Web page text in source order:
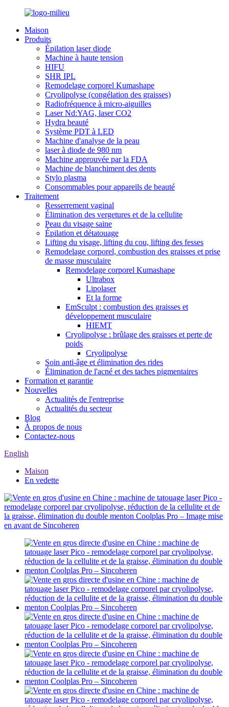
Maison
Produits
Épilation laser diode
Machine à haute tension
HIFU
SHR IPL
Remodelage corporel Kumashape
Cryolipolyse (congélation des graisses)
Radiofréquence à micro-aiguilles
Laser Nd:YAG, laser CO2
Hydra beauté
Système PDT à LED
Machine d'analyse de la peau
laser à diode de 980 nm
Machine approuvée par la FDA
Machine de blanchiment des dents
Stylo plasma
Consommables pour appareils de beauté
Traitement
Resserrement vaginal
Élimination des vergetures et de la cellulite
Peau du visage saine
Épilation et détatouage
Lifting du visage, lifting du cou, lifting des fesses
Remodelage corporel, combustion des graisses et prise
de masse musculaire
Remodelage corporel Kumashape
Ultrabox
Lipolaser
Et la forme
EmSculpt : combustion des graisses et
développement musculaire
HIEMT
Cryolipolyse : brûlage des graisses et perte de
poids
Cryolipolyse
Soin anti-âge et élimination des rides
Élimination de l'acné et des taches pigmentaires
Formation et garantie
Nouvelles
Actualités de l'entreprise
Actualités du secteur
Blog
À propos de nous
Contactez-nous
English
Maison
En vedette